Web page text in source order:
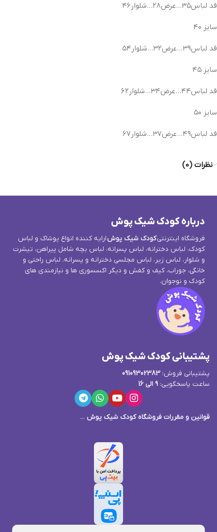
قد لباس۳۵…عرض۲۸…شلوار۴۶
سایز ۴۰
قد لباس۳۹…عرض۳۲…شلوار۵۴
سایز ۴۵
قد لباس۴۴…عرض۳۴…شلوار۶۲
سایز ۵۰
قد لباس۴۹…عرض۳۷…شلوار۶۷
نظرات (0)
درباره کودک شیک پوش
فروشگاه اینترنتیکودک شیک پوشارایه کننده انواع پوشاک و لباس
کودک، لباس دخترانه، لباس پسرانه، لباس بچه شامل پیراهن، تیشرت
و شلوار، لباس زیر، لباس مجلسی دخترانه و پسرانه، لباس راحتی و
خانگی، جوراب، کیف و کفش و دیگر اکسسوری ها و نیازمندی های
کودک و نوجوان.
پشتیبانی کودک شیک پوش
پشتیبانی فروش: 09109302383
ساعت پاسخگویی: 9 الی 16
قوانین و مقررات فروشگاه کودک شیک پوش ...